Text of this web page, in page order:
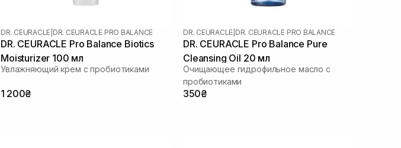
DR. CEURACLE DR. CEURACLE PRO BALANCE
DR. CEURACLE Pro Balance Biotics
Moisturizer 100 мл
Увлажняющий крем с пробиотиками
1 200₴
DR. CEURACLE DR. CEURACLE PRO BALANCE
DR. CEURACLE Pro Balance Pure
Cleansing Oil 20 мл
Очищающее гидрофильное масло с
пробиотиками
350₴